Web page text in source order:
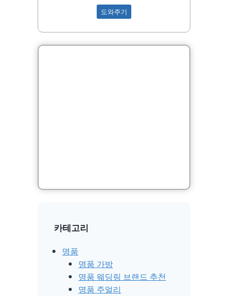
도와주기
카테고리
명품
명품 가방
명품 웨딩링 브랜드 추천
명품 주얼리